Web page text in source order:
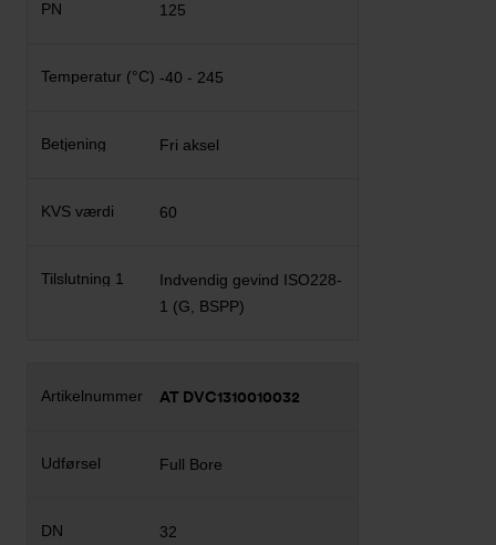
125
-40 - 245
Fri aksel
60
Indvendig gevind ISO228-
1 (G, BSPP)
AT DVC1310010032
Full Bore
32